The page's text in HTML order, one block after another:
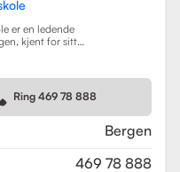
er en ledende
kjent for sitt
både bil,
og har
som trafikalt
Les mer
Ring 469 78 888
Bergen
469 78 888